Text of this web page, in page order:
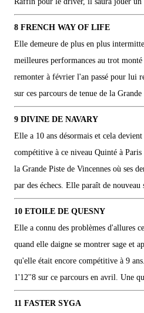
8 FRENCH WAY OF LIFE
Elle demeure de plus en plus
meilleures performances au trot
remonter à février l'an passé pour lui
sur ces parcours de tenue de la
9 DIVINE DE NAVARY
Elle a 10 ans désormais et cela
compétitive à ce niveau Quinté à
la Grande Piste de Vincennes où ses
par des échecs. Elle paraît de nouveau
10 ETOILE DE QUESNY
Elle a connu des problèmes d'allures
quand elle daigne se montrer sage et
qu'elle était encore compétitive à 9
1'12''8 sur ce parcours en avril. Une
11 FASTER SYGA